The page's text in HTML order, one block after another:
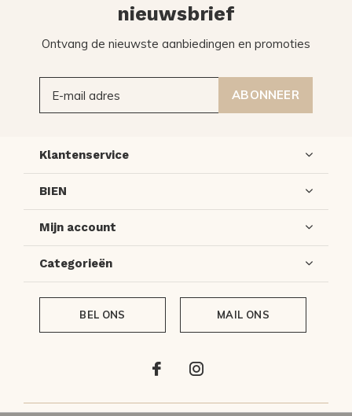
nieuwsbrief
Ontvang de nieuwste aanbiedingen en promoties
ABONNEER
Klantenservice
BIEN
Mijn account
Categorieën
BEL ONS MAIL ONS